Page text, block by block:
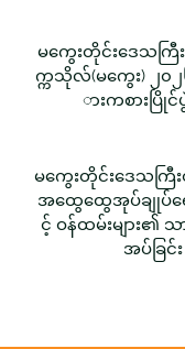
မကွေးတိုင်းဒေသကြီ
က္ကသိုလ်(မကွေး) ၂၀၂
ားကစားပြို
မကွေးတိုင်းဒေသကြီ
အထွေထွေအုပ်ချုပ်ရေ
င့် ဝန်ထမ်းများ၏
အပ်ခြ